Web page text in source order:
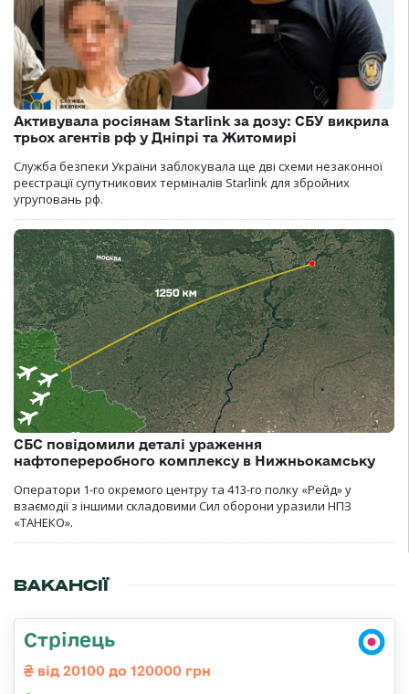
Активувала росіянам Starlink за дозу: СБУ викрила
трьох агентів рф у Дніпрі та Житомирі
Служба безпеки України заблокувала ще дві схеми незаконної
реєстрації супутникових терміналів Starlink для збройних
угруповань рф.
СБС повідомили деталі ураження
нафтопереробного комплексу в Нижньокамську
Оператори 1-го окремого центру та 413-го полку «Рейд» у
взаємодії з іншими складовими Сил оборони уразили НПЗ
«ТАНЕКО».
ВАКАНСІЇ
Стрілець
від 20100 до 120000 грн